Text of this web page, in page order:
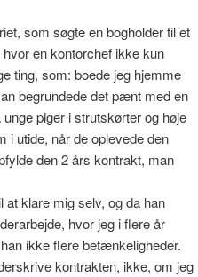
som søgte en bogholder til et
en kontorchef ikke kun
ting, som: boede jeg hjemme
begrundede det pænt med en
piger i strutskørter og høje
i utide, når de oplevede den
den 2 års kontrakt, man
klare mig selv, og da han
hvor jeg i flere år
ikke flere betænkeligheder.
kontrakten, ikke, om jeg